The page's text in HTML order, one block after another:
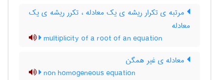
مرتبه ی تکرار ریشه ی یک معادله ، تکرر ریشه ی یک
معادله
multiplicity of a root of an equation
معادله ی غیر همگن
non homogeneous equation